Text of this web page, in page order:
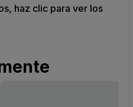
haz clic para ver los